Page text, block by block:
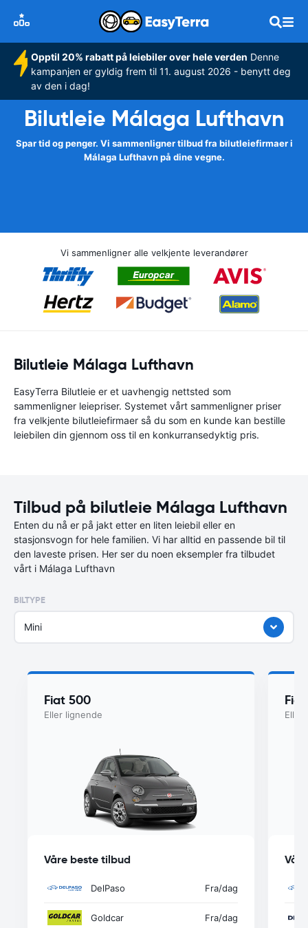
Opptil 20% rabatt på leiebiler over hele verden Denne
kampanjen er gyldig frem til 11. august 2026 - benytt deg
av den i dag!
Bilutleie Málaga Lufthavn
Spar tid og penger. Vi sammenligner tilbud fra bilutleiefirmaer i
Málaga Lufthavn på dine vegne.
Vi sammenligner alle velkjente leverandører
Bilutleie Málaga Lufthavn
EasyTerra Bilutleie er et uavhengig nettsted som
sammenligner leiepriser. Systemet vårt sammenligner priser
fra velkjente bilutleiefirmaer så du som en kunde kan bestille
leiebilen din gjennom oss til en konkurransedyktig pris.
Tilbud på bilutleie Málaga Lufthavn
Enten du nå er på jakt etter en liten leiebil eller en
stasjonsvogn for hele familien. Vi har alltid en passende bil til
den laveste prisen. Her ser du noen eksempler fra tilbudet
vårt i Málaga Lufthavn
BILTYPE
Mini
Fiat 500
Eller lignende
Våre beste tilbud
DelPaso Fra/dag
Goldcar Fra/dag
Eller